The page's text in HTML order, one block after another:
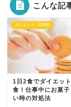
こんな記
ダイエット・習慣術
1日2食でダイエッ
食！仕事中にお菓子
い時の対処法